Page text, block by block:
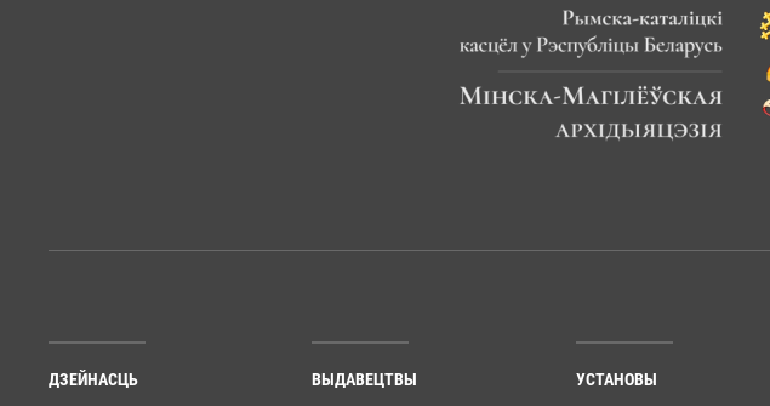
ДЗЕЙНАСЦЬ ВЫДАВЕЦТВЫ УСТАНОВЫ